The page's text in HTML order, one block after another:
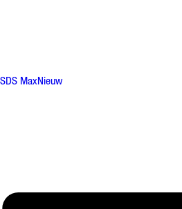
SDS MaxNieuw